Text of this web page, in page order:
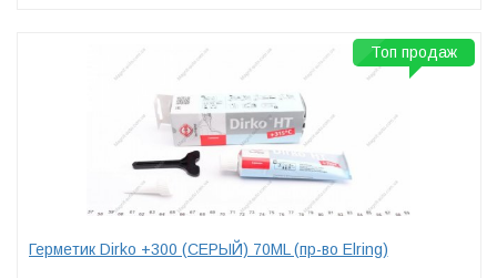
Герметик Dirko +300 (СЕРЫЙ) 70ML (пр-во Elring)
Топ продаж